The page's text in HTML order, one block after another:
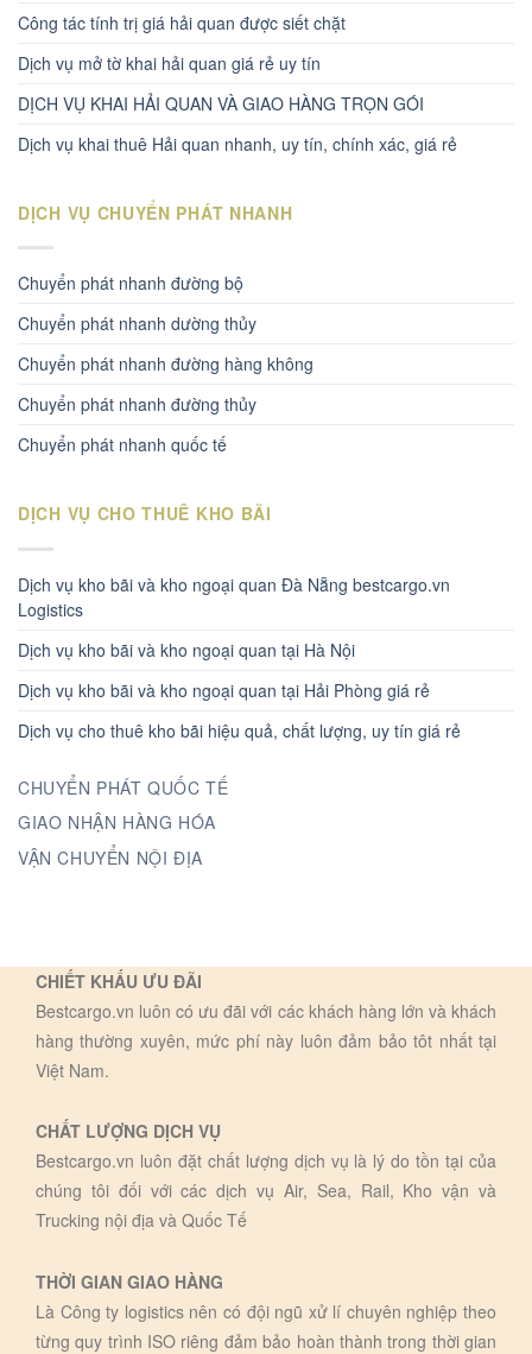
Công tác tính trị giá hải quan được siết chặt
Dịch vụ mở tờ khai hải quan giá rẻ uy tín
DỊCH VỤ KHAI HẢI QUAN VÀ GIAO HÀNG TRỌN GÓI
Dịch vụ khai thuê Hải quan nhanh, uy tín, chính xác, giá rẻ
DỊCH VỤ CHUYỂN PHÁT NHANH
Chuyển phát nhanh đường bộ
Chuyển phát nhanh dường thủy
Chuyển phát nhanh đường hàng không
Chuyển phát nhanh đường thủy
Chuyển phát nhanh quốc tế
DỊCH VỤ CHO THUÊ KHO BÃI
Dịch vụ kho bãi và kho ngoại quan Đà Nẵng bestcargo.vn
Logistics
Dịch vụ kho bãi và kho ngoại quan tại Hà Nội
Dịch vụ kho bãi và kho ngoại quan tại Hải Phòng giá rẻ
Dịch vụ cho thuê kho bãi hiệu quả, chất lượng, uy tín giá rẻ
CHUYỂN PHÁT QUỐC TẾ
GIAO NHẬN HÀNG HÓA
VẬN CHUYỂN NỘI ĐỊA
CHIẾT KHẤU ƯU ĐÃI
Bestcargo.vn luôn có ưu đãi với các khách hàng lớn và khách
hàng thường xuyên, mức phí này luôn đảm bảo tôt nhất tại
Việt Nam.
CHẤT LƯỢNG DỊCH VỤ
Bestcargo.vn luôn đặt chất lượng dịch vụ là lý do tồn tại của
chúng tôi đối với các dịch vụ Air, Sea, Rail, Kho vận và
Trucking nội địa và Quốc Tế
THỜI GIAN GIAO HÀNG
Là Công ty logistics nên có đội ngũ xử lí chuyên nghiệp theo
từng quy trình ISO riêng đảm bảo hoàn thành trong thời gian